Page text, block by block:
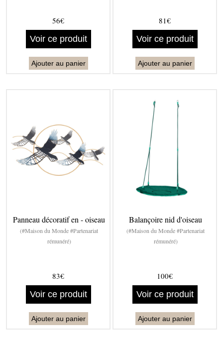
56€
Voir ce produit
Ajouter au panier
81€
Voir ce produit
Ajouter au panier
Panneau décoratif en - oiseau
(#Maison du Monde #Partenariat
rémunéré)
83€
Voir ce produit
Ajouter au panier
Balançoire nid d'oiseau
(#Maison du Monde #Partenariat
rémunéré)
100€
Voir ce produit
Ajouter au panier